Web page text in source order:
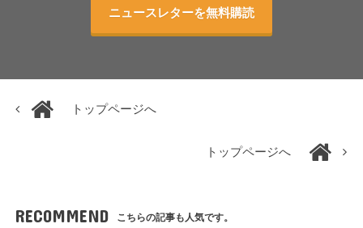
ニュースレターを無料購読
トップページへ
トップページへ
RECOMMEND こちらの記事も人気です。